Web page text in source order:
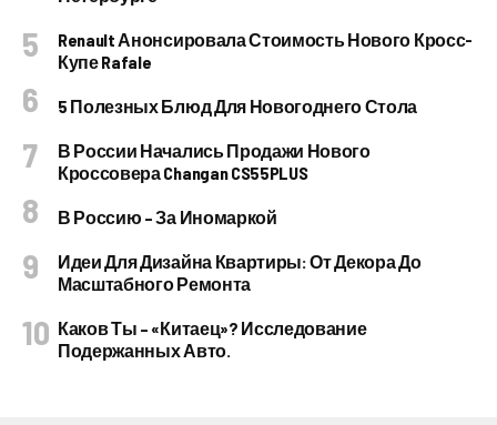
Renault Анонсировала Стоимость Нового Кросс-
Купе Rafale
5 Полезных Блюд Для Новогоднего Стола
В России Начались Продажи Нового
Кроссовера Changan CS55PLUS
В Россию – За Иномаркой
Идеи Для Дизайна Квартиры: От Декора До
Масштабного Ремонта
Каков Ты – «китаец»? Исследование
Подержанных Авто.